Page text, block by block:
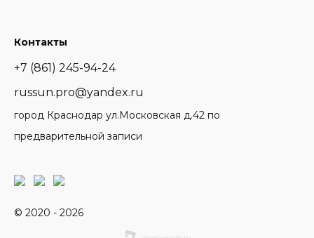
Контакты
+7 (861) 245-94-24
russun.pro@yandex.ru
город Краснодар ул.Московская д.42 по
предварительной записи
© 2020 - 2026